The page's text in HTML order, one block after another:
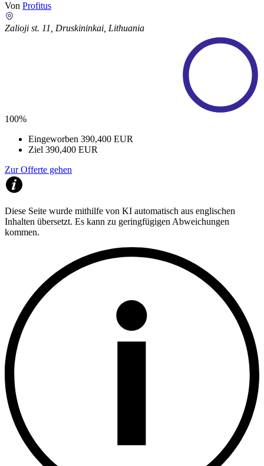
Von Profitus
Zalioji st. 11, Druskininkai, Lithuania
100%
Eingeworben 390,400 EUR
Ziel 390,400 EUR
Zur Offerte gehen
Diese Seite wurde mithilfe von KI automatisch aus englischen
Inhalten übersetzt. Es kann zu geringfügigen Abweichungen
kommen.